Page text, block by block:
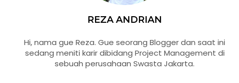
REZA ANDRIAN
Hi, nama gue Reza. Gue seorang Blogger dan saat ini
sedang meniti karir dibidang Project Management di
sebuah perusahaan Swasta Jakarta.